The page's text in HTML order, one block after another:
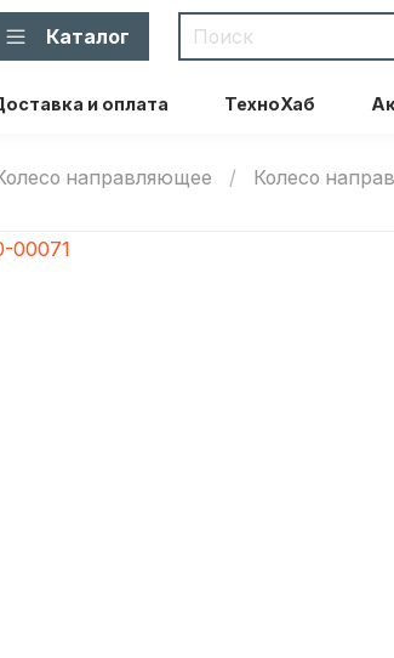
и оплата ТехноХаб
Каталог
направляющее Колесо